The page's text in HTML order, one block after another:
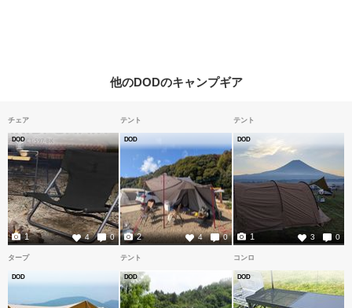
他のDODのキャンプギア
チェア
DOD
4 0
1
テント
DOD
4 0
2
テント
DOD
3 0
1
タープ
DOD
テント
DOD
コンロ
DOD